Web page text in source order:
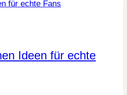
Ideen für echte